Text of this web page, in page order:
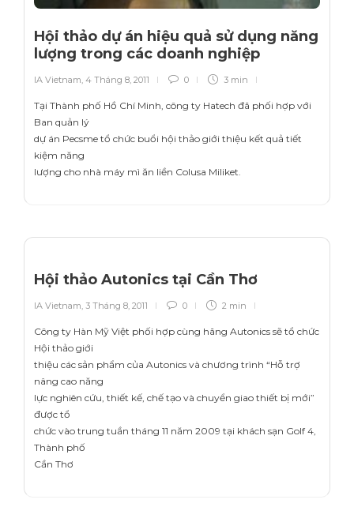
Hội thảo dự án hiệu quả sử dụng năng
lượng trong các doanh nghiệp
IA Vietnam, 4 Tháng 8, 2011 0 3 min
Tại Thành phố Hồ Chí Minh, công ty Hatech đã phối hợp với
Ban quản lý
dự án Pecsme tổ chức buổi hội thảo giới thiệu kết quả tiết
kiệm năng
lượng cho nhà máy mì ăn liền Colusa Miliket.
Hội thảo Autonics tại Cần Thơ
IA Vietnam, 3 Tháng 8, 2011 0 2 min
Công ty Hàn Mỹ Việt phối hợp cùng hãng Autonics sẽ tổ chức
Hội thảo giới
thiệu các sản phẩm của Autonics và chương trình “Hỗ trợ
nâng cao năng
lực nghiên cứu, thiết kế, chế tạo và chuyển giao thiết bị mới”
được tổ
chức vào trung tuần tháng 11 năm 2009 tại khách sạn Golf 4,
Thành phố
Cần Thơ